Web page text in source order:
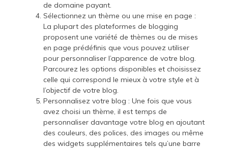
de domaine payant.
Sélectionnez un thème ou une mise en page :
La plupart des plateformes de blogging
proposent une variété de thèmes ou de mises
en page prédéfinis que vous pouvez utiliser
pour personnaliser l’apparence de votre blog.
Parcourez les options disponibles et choisissez
celle qui correspond le mieux à votre style et à
l’objectif de votre blog.
Personnalisez votre blog : Une fois que vous
avez choisi un thème, il est temps de
personnaliser davantage votre blog en ajoutant
des couleurs, des polices, des images ou même
des widgets supplémentaires tels qu’une barre